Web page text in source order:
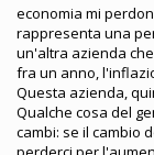
economia mi
rappresenta una
un'altra azienda
fra un anno,
Questa azienda,
Qualche cosa del
cambi: se il cambio